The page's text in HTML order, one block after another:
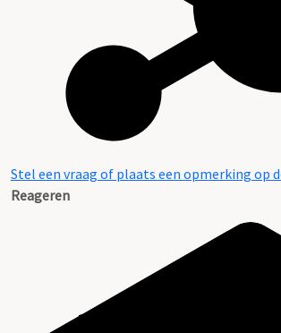
Stel een vraag of plaats een opmerking op
Reageren